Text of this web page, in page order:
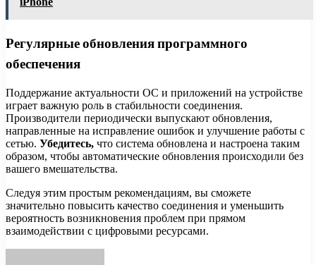
Регулярные обновления программного
обеспечения
Поддержание актуальности ОС и приложений на устройстве
играет важную роль в стабильности соединения.
Производители периодически выпускают обновления,
направленные на исправление ошибок и улучшение работы с
сетью. Убедитесь, что система обновлена и настроена таким
образом, чтобы автоматические обновления происходили без
вашего вмешательства.
Следуя этим простым рекомендациям, вы сможете
значительно повысить качество соединения и уменьшить
вероятность возникновения проблем при прямом
взаимодействии с цифровыми ресурсами.